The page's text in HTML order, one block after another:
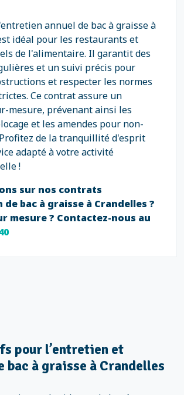
annuel de bac à graisse à
idéal pour les restaurants et
de l'alimentaire. Il garantit des
et un suivi précis pour
et respecter les normes
Ce contrat assure un
mesure, prévenant ainsi les
et les amendes pour non-
de la tranquillité d'esprit
adapté à votre activité
!
sur nos contrats
bac à graisse à Crandelles ?
mesure ? Contactez-nous au
pour l’entretien et
bac à graisse à Crandelles